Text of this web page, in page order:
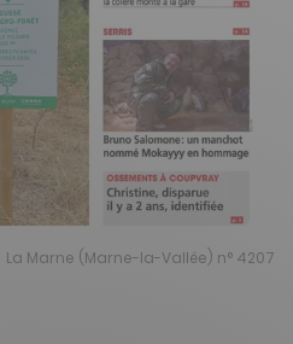
La Marne (Marne-la-Vallée) n° 4207